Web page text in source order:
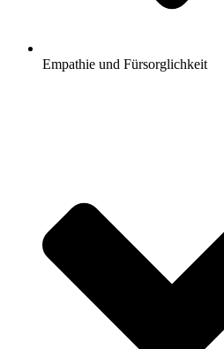
Empathie und Fürsorglichkeit